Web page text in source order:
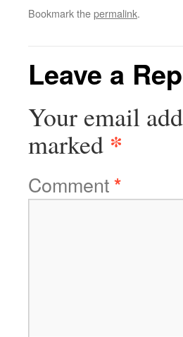
Bookmark thepermalink.
Leave a
Your email
marked *
Comment*